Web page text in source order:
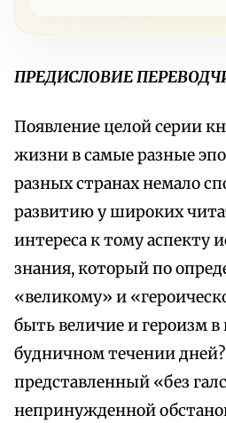
ПРЕДИСЛОВИЕ
Появление целой серии
жизни в самые разные
разных странах немало
развитию у широких
интереса к тому аспекту
знания, который по
«великому» и
быть величие и героизм в
будничном течении
представленный «без
непринужденной